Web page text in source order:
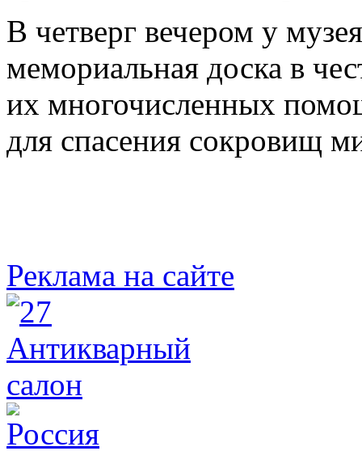
В четверг вечером у
мемориальная доска в
их многочисленных
для спасения сокровищ
Реклама на сайте